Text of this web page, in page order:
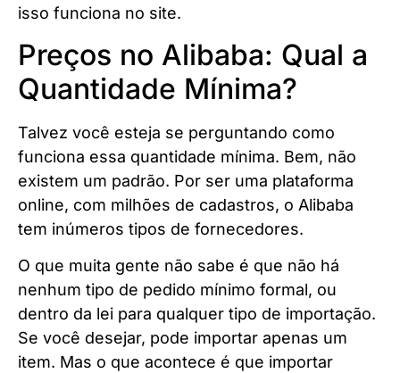
isso funciona no site.
Preços no Alibaba: Qual a
Quantidade Mínima?
Talvez você esteja se perguntando como
funciona essa quantidade mínima. Bem, não
existem um padrão. Por ser uma plataforma
online, com milhões de cadastros, o Alibaba
tem inúmeros tipos de fornecedores.
O que muita gente não sabe é que não há
nenhum tipo de pedido mínimo formal, ou
dentro da lei para qualquer tipo de importação.
Se você desejar, pode importar apenas um
item. Mas o que acontece é que importar